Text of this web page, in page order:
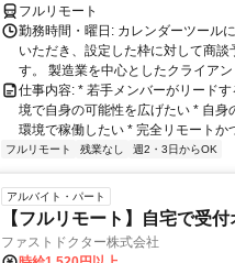
フルリモート
勤務時間・曜日: カレンダーツール
いただき、設定した枠に対して商
す。 製造業を中心としたクライア
仕事内容: * 若手メンバーがリード
境で自身の可能性を広げたい * 自
環境で稼働したい * 完全リモートか
フルリモート 残業なし 週2・3日からOK
アルバイト・パート
【フルリモート】自宅で受
ファストドクター株式会社